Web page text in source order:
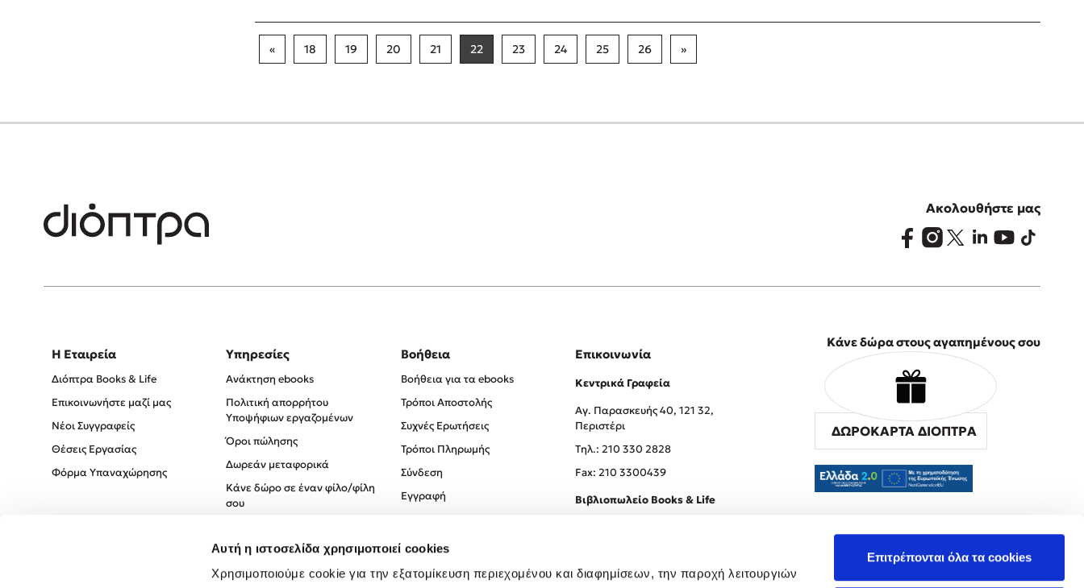
Αυτή η ιστοσελίδα χρησιμοποιεί cookies
Χρησιμοποιούμε cookie για την εξατομίκευση περιεχομένου και διαφημίσεων, την παροχή λειτουργιών
Επιτρέπονται όλα τα cookies
« 18 19 20 21 22 23 24 25 26 »
Ακολουθήστε μας
Η Εταιρεία
Διόπτρα Books & Life
Επικοινωνήστε μαζί μας
Νέοι Συγγραφείς
Θέσεις Εργασίας
Φόρμα Υπαναχώρησης
Υπηρεσίες
Ανάκτηση ebooks
Πολιτική απορρήτου
Υποψήφιων εργαζομένων
Όροι πώλησης
Δωρεάν μεταφορικά
Κάνε δώρο σε έναν φίλο/φίλη
σου
Πολιτική Απορρήτου
Όροι χρήσης
Βοήθεια
Βοήθεια για τα ebooks
Τρόποι Αποστολής
Συχνές Ερωτήσεις
Τρόποι Πληρωμής
Σύνδεση
Εγγραφή
Επικοινωνία
Κεντρικά Γραφεία
Αγ. Παρασκευής 40, 121 32,
Περιστέρι
Tηλ.: 210 330 2828
Fax: 210 3300439
Βιβλιοπωλείο Books & Life
Κάνε δώρα στους αγαπημένους σου
ΔΩΡΟΚΑΡΤΑ ΔΙΟΠΤΡΑ